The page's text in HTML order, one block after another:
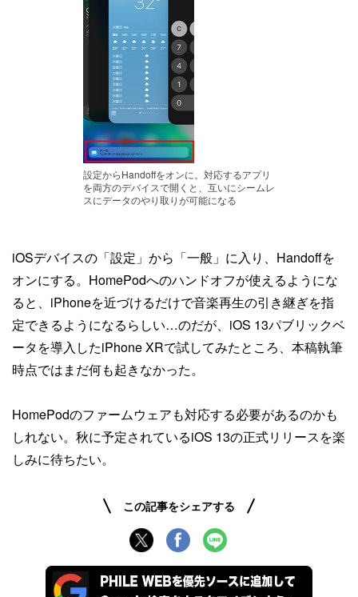
設定からHandoffをオンに。対応するアプリ
を両方のデバイスで開くと、互いにシームレ
スにデータのやり取りが可能になる
iOSデバイスの「設定」から「一般」に入り、Handoffを
オンにする。HomePodへのハンドオフが使えるようにな
ると、iPhoneを近づけるだけで音楽再生の引き継ぎを指
定できるようになるらしい…のだが、iOS 13パブリックベ
ータを導入したiPhone XRで試してみたところ、本稿執筆
時点ではまだ何も起きなかった。
HomePodのファームウェアも対応する必要があるのかも
しれない。秋に予定されているiOS 13の正式リリースを楽
しみに待ちたい。
この記事をシェアする